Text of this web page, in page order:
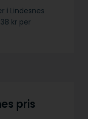
i Lindesnes
kr per
pris